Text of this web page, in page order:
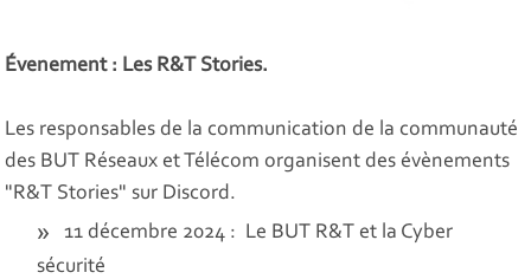
Évenement : Les R&T Stories.
Les responsables de la communication de la communauté
des BUT Réseaux et Télécom organisent des évènements
"R&T Stories" sur Discord.
11 décembre 2024 : Le BUT R&T et la Cyber
sécurité